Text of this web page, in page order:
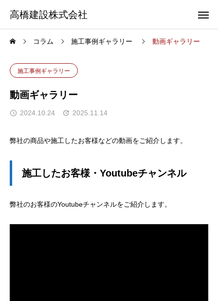
高橋建設株式会社
コラム 施工事例ギャラリー 動画ギャラリー
施工事例ギャラリー
動画ギャラリー
2024.10.24 2025.11.14
弊社の商品や施工したお客様などの動画をご紹介します。
施工したお客様・Youtubeチャンネル
弊社のお客様のYoutubeチャンネルをご紹介します。